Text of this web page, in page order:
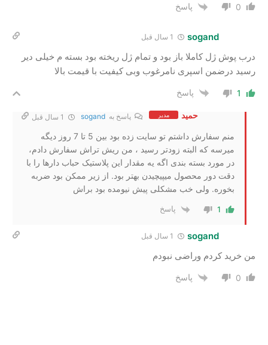
0 پاسخ
sogand
درب پوش ژل کاملا باز بود و تمام ژل ریخته بود بسته م خیلی دیر
رسید درضمن اسپری نامرغوب و‌بی کیفیت با قیمت بالا
1 پاسخ
حمید مدیر پاسخ به sogand
منم سفارش داشتم تو سایت زده بود بین 5 تا 7 روز دیگه
میرسه که البته زودتر رسید ، من ریش تراش سفارش دادم،
در مورد بسته بندی اگه یه مقدار این پلاستیک حباب دارها را با
دقت دور محصول میپیچیدن بهتر بود. از زیر ممکن بود ضربه
بخوره. ولی خب مشکلی پیش نیومده بود براش
1 پاسخ
sogand
من خرید کردم و‌راضی نبودم‌
0 پاسخ